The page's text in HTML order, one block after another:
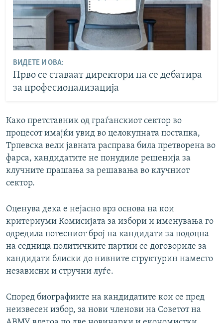
ВИДЕТЕ И ОВА:
Прво се ставаат директори па се дебатира
за професионализација
Како претставник од граѓанскиот сектор во
процесот имајќи увид во целокупната постапка,
Трпевска вели јавната расправа била претворена во
фарса, кандидатите не понудиле решенија за
клучните прашања за решавања во клучниот
сектор.
Оценува дека е нејасно врз основа на кои
критериуми Комисијата за избори и именувања го
одредила потесниот број на кандидати за подоцна
на седница политичките партии се договориле за
кандидати блиски до нивните структурин наместо
независни и стручни луѓе.
Според биографиите на кандидатите кои се пред
неизвесен избор, за нови членови на Советот на